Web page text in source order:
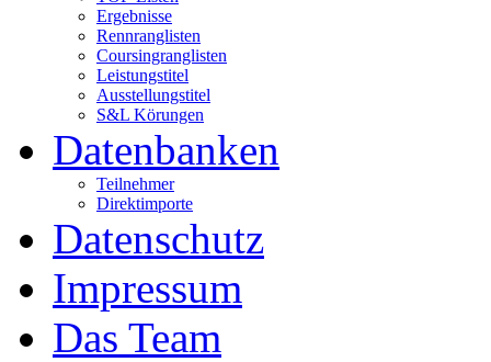
Ergebnisse
Rennranglisten
Coursingranglisten
Leistungstitel
Ausstellungstitel
S&L Körungen
Datenbanken
Teilnehmer
Direktimporte
Datenschutz
Impressum
Das Team